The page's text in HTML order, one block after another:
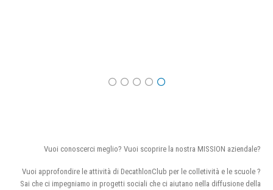
Vuoi conoscerci meglio? Vuoi scoprire la nostra MISSION aziendale?
Vuoi approfondire le attività di DecathlonClub per le colletività e le scuole ?
Sai che ci impegniamo in progetti sociali che ci aiutano nella diffusione della